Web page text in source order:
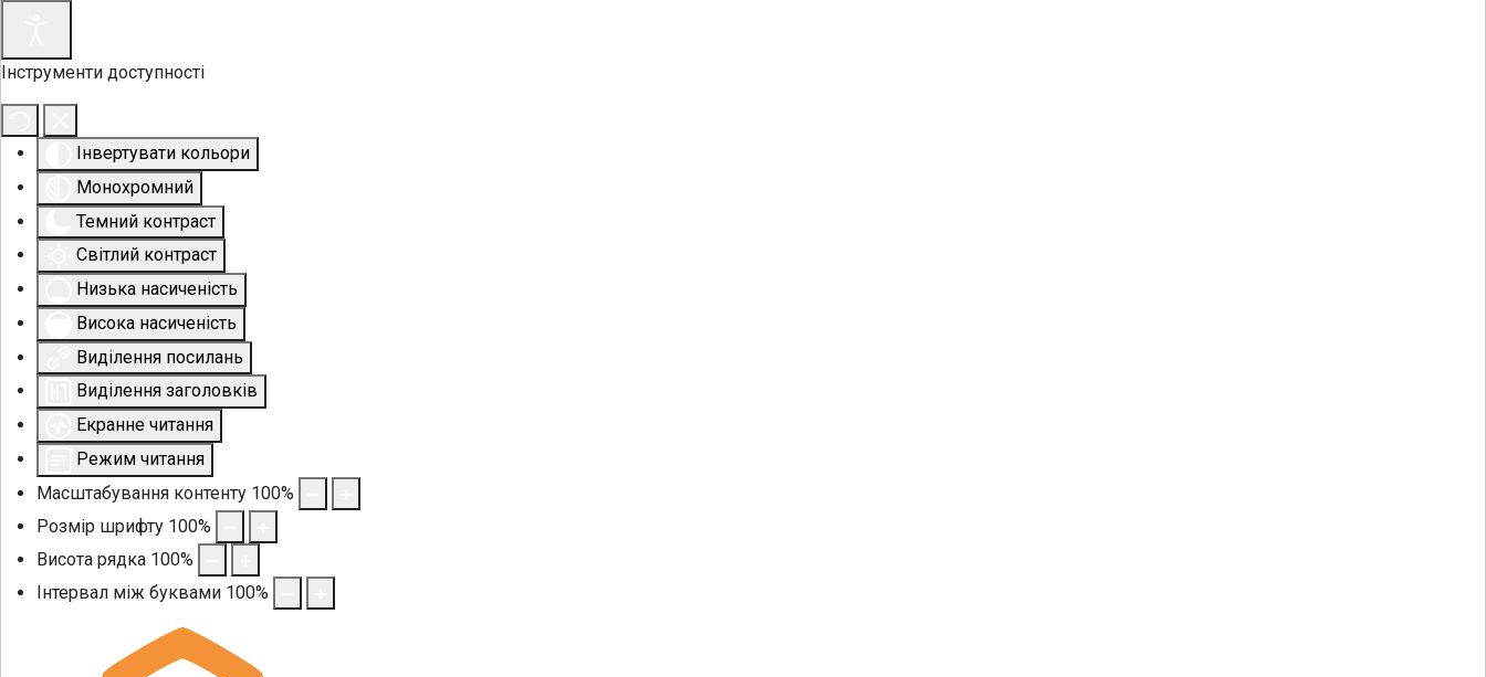
Інструменти доступності
Інвертувати кольори
Монохромний
Темний контраст
Світлий контраст
Низька насиченість
Висока насиченість
Виділення посилань
Виділення заголовків
Екранне читання
Режим читання
Масштабування контенту 100%
Розмір шрифту 100%
Висота рядка 100%
Інтервал між буквами 100%